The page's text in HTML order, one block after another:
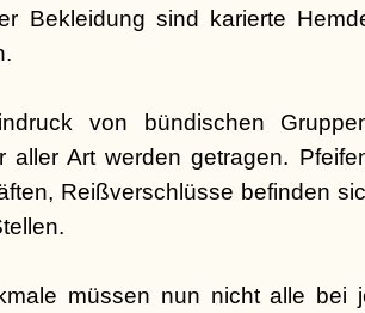
Bekleidung sind karierte
von bündischen
aller Art werden getragen.
Reißverschlüsse befinden
müssen nun nicht alle bei